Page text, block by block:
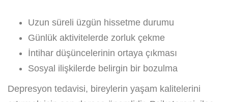
Uzun süreli üzgün hissetme durumu
Günlük aktivitelerde zorluk çekme
İntihar düşüncelerinin ortaya çıkması
Sosyal ilişkilerde belirgin bir bozulma
Depresyon tedavisi, bireylerin yaşam kalitelerini